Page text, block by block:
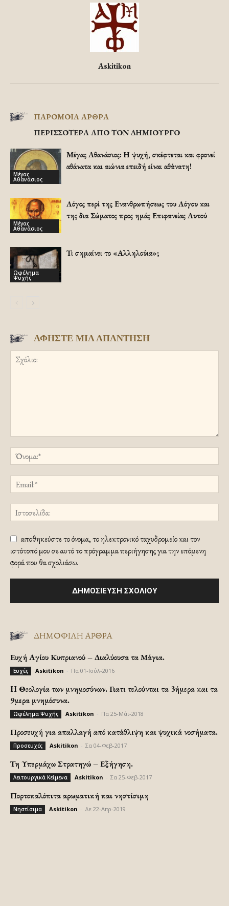
Askitikon
ΠΑΡΟΜΟΙΑ ΑΡΘΡΑ
ΠΕΡΙΣΣΟΤΕΡΑ ΑΠΟ ΤΟΝ ΔΗΜΙΟΥΡΓΟ
Μέγας
Αθανάσιος
Μέγας Αθανάσιος: Η ψυχή, σκέφτεται και φρονεί
αθάνατα και αιώνια επειδή είναι αθάνατη!
Μέγας
Αθανάσιος
Λόγος περί της Ενανθρωπήσεως του Λόγου και
της δια Σώματος προς ημάς Επιφανείας Αυτού
Ωφέλημα
Ψυχής
Τι σημαίνει το «Αλληλούια»;
ΑΦΗΣΤΕ ΜΙΑ ΑΠΑΝΤΗΣΗ
αποθηκεύστε το όνομα, το ηλεκτρονικό ταχυδρομείο και τον
ιστότοπό μου σε αυτό το πρόγραμμα περιήγησης για την επόμενη
φορά που θα σχολιάσω.
ΔΗΜΟΦΙΛΗ ΑΡΘΡΑ
Ευχή Αγίου Κυπριανού – Διαλύουσα τα Μάγια.
Ευχές Askitikon Πα 01-Ιούλ-2016
H Θεολογία των μνημοσύνων. Γιατι τελούνται τα 3ήμερα και τα
9μερα μνημόσυνα.
Ωφέλημα Ψυχής Askitikon Πα 25-Μάι-2018
Προσευχή για απαλλαγή από κατάθλιψη και ψυχικά νοσήματα.
Προσευχές Askitikon Σα 04-Φεβ-2017
Τη Υπερμάχω Στρατηγώ – Εξήγηση.
Λειτουργικά Κείμενα Askitikon Σα 25-Φεβ-2017
Πορτοκαλόπιτα αρωματική και νηστίσιμη
Νηστίσιμα Askitikon Δε 22-Απρ-2019